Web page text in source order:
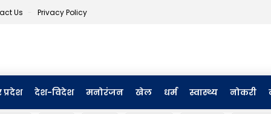
Us Privacy Policy
प्रदेश देश-विदेश मनोरंजन खेल धर्म स्वास्थ्य नोकरी